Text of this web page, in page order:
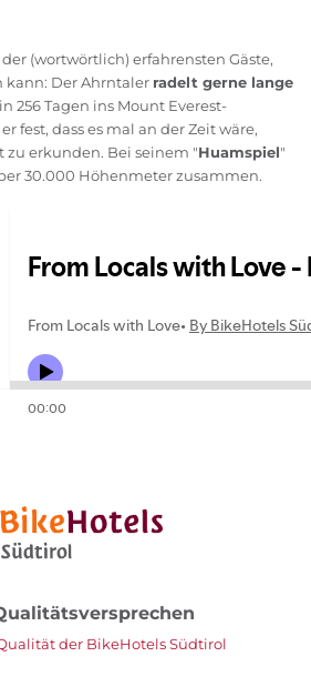
(wortwörtlich) erfahrensten Gäste,
kann: Der Ahrntaler radelt gerne lange
256 Tagen ins Mount Everest-
fest, dass es mal an der Zeit wäre,
erkunden. Bei seinem "Huamspiel"
30.000 Höhenmeter zusammen.
der BikeHotels Südtirol